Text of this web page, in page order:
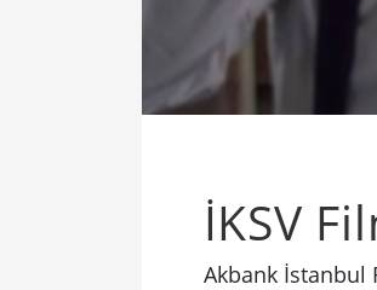
İKSV
Akbank İstanbul